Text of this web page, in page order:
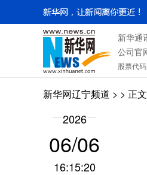
新华通
公司官
股票代码
新华网辽宁频道 > > 正文
2026
06/06
16:15:20